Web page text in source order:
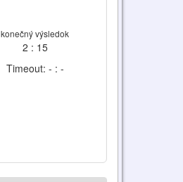
konečný výsledok
2 : 15
Timeout: - : -